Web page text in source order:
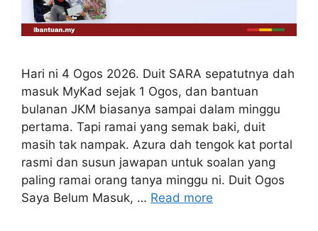
Hari ni 4 Ogos 2026. Duit SARA sepatutnya dah
masuk MyKad sejak 1 Ogos, dan bantuan
bulanan JKM biasanya sampai dalam minggu
pertama. Tapi ramai yang semak baki, duit
masih tak nampak. Azura dah tengok kat portal
rasmi dan susun jawapan untuk soalan yang
paling ramai orang tanya minggu ni. Duit Ogos
Saya Belum Masuk, … Read more